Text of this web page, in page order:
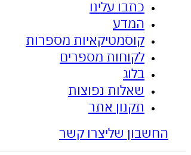
ציפית האבץ - לאקנה ובעיות עור
כתבו עלינו
המדע
קוסמטיקאיות מספרות
לקוחות מספרים
בלוג
שאלות נפוצות
תקנון אתר
החשבון שליצרו קשר